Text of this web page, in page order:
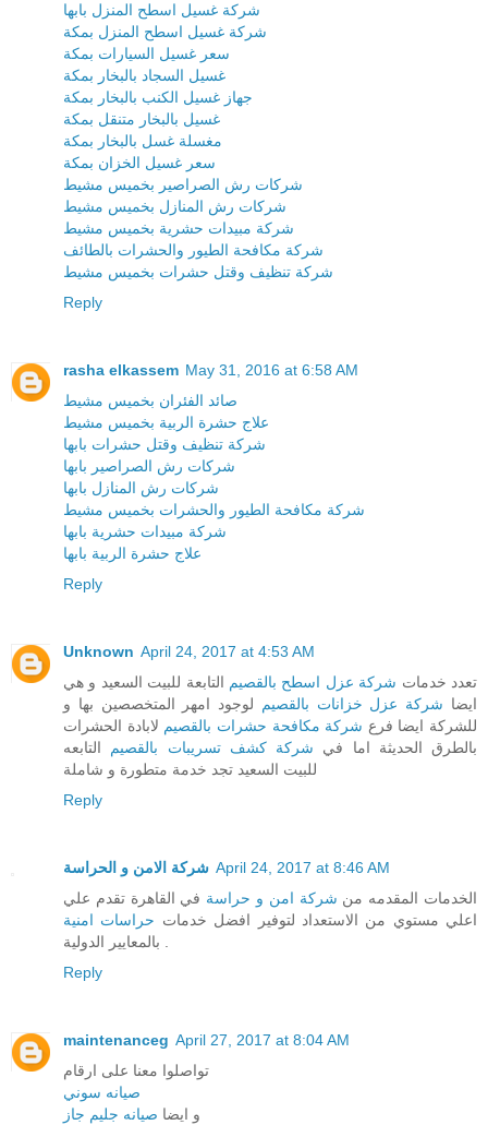
شركة غسيل اسطح المنزل بابها
شركة غسيل اسطح المنزل بمكة
سعر غسيل السيارات بمكة
غسيل السجاد بالبخار بمكة
جهاز غسيل الكنب بالبخار بمكة
غسيل بالبخار متنقل بمكة
مغسلة غسل بالبخار بمكة
سعر غسيل الخزان بمكة
شركات رش الصراصير بخميس مشيط
شركات رش المنازل بخميس مشيط
شركة مبيدات حشرية بخميس مشيط
شركة مكافحة الطيور والحشرات بالطائف
شركة تنظيف وقتل حشرات بخميس مشيط
Reply
rasha elkassem May 31, 2016 at 6:58 AM
صائد الفئران بخميس مشيط
علاج حشرة الربية بخميس مشيط
شركة تنظيف وقتل حشرات بابها
شركات رش الصراصير بابها
شركات رش المنازل بابها
شركة مكافحة الطيور والحشرات بخميس مشيط
شركة مبيدات حشرية بابها
علاج حشرة الربية بابها
Reply
Unknown April 24, 2017 at 4:53 AM
تعدد خدمات شركة عزل اسطح بالقصيم التابعة للبيت السعيد و هي
ايضا شركة عزل خزانات بالقصيم
لوجود امهر المتخصصين بها و
للشركة ايضا فرع شركة مكافحة حشرات بالقصيم لابادة الحشرات
بالطرق الحديثة اما في شركة كشف تسريبات بالقصيم
التابعه
للبيت السعيد تجد خدمة متطورة و شاملة
Reply
شركة الامن و الحراسة April 24, 2017 at 8:46 AM
الخدمات المقدمه من شركة امن و حراسة في القاهرة تقدم علي
اعلي مستوي من الاستعداد لتوفير افضل خدمات حراسات امنية
Reply
maintenanceg April 27, 2017 at 8:04 AM
تواصلوا معنا على ارقام
صيانه سوني
و ايضا صيانه جليم جاز